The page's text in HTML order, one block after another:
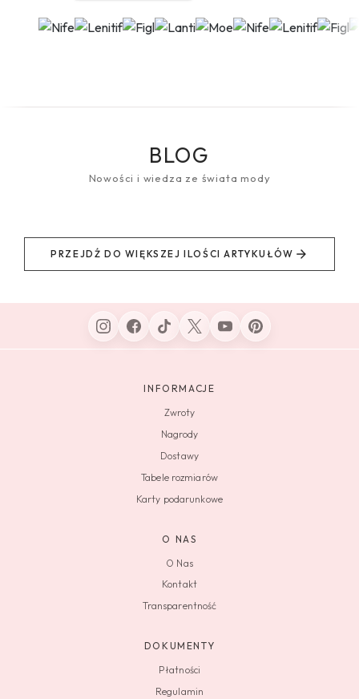
BLOG
Nowości i wiedza ze świata mody
PRZEJDŹ DO WIĘKSZEJ ILOŚCI ARTYKUŁÓW
INFORMACJE
Zwroty
Nagrody
Dostawy
Tabele rozmiarów
Karty podarunkowe
O NAS
O Nas
Kontakt
Transparentność
DOKUMENTY
Płatności
Regulamin